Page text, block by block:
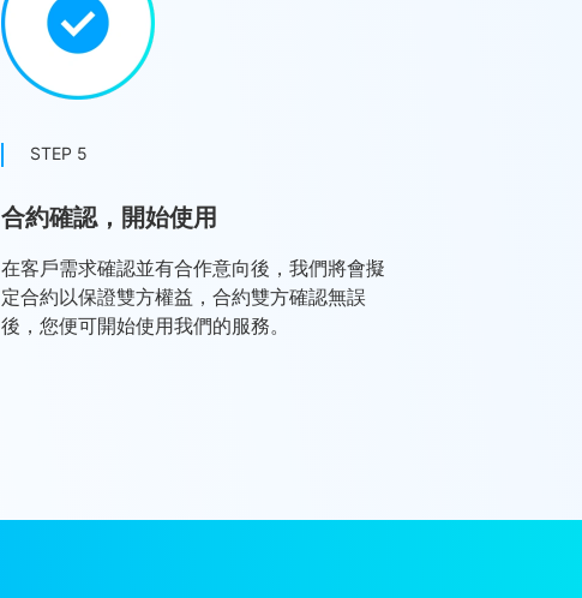
STEP 5
合約確認，開始使用
在客戶需求確認並有合作意向後，我們將會擬
定合約以保證雙方權益，合約雙方確認無誤
後，您便可開始使用我們的服務。